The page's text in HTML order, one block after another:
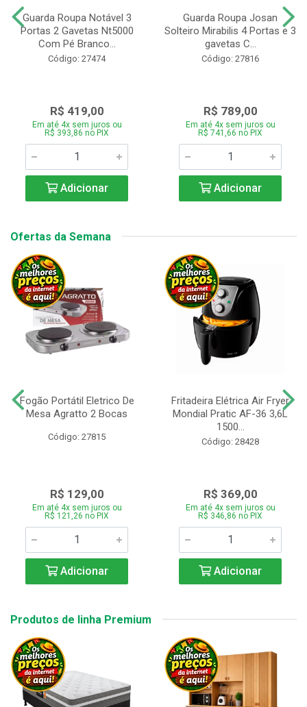
Guarda Roupa Notável 3
Portas 2 Gavetas Nt5000
Com Pé Branco...
Código: 27474
R$ 419,00
Em até 4x sem juros ou
R$ 393,86 no PIX
Adicionar
Guarda Roupa Josan
Solteiro Mirabilis 4 Portas e 3
gavetas C...
Código: 27816
R$ 789,00
Em até 4x sem juros ou
R$ 741,66 no PIX
Adicionar
Ofertas da Semana
Fogão Portátil Eletrico De
Mesa Agratto 2 Bocas
Código: 27815
R$ 129,00
Em até 4x sem juros ou
R$ 121,26 no PIX
Adicionar
Fritadeira Elétrica Air Fryer
Mondial Pratic AF-36 3,6L
1500...
Código: 28428
R$ 369,00
Em até 4x sem juros ou
R$ 346,86 no PIX
Adicionar
Produtos de linha Premium